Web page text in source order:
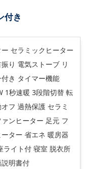
付き
ー セラミックヒーター
振り 電気ストーブ リ
き タイマー機能
1秒速暖 3段階切替 転
フ 過熱保護 セラミ
ァンヒーター 足元 フ
ーター 省エネ 暖房器
ライト付 寝室 脱衣所
説明書付